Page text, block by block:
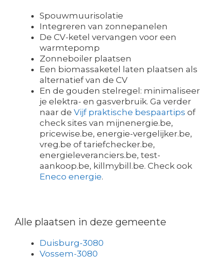
Spouwmuurisolatie
Integreren van zonnepanelen
De CV-ketel vervangen voor een
warmtepomp
Zonneboiler plaatsen
Een biomassaketel laten plaatsen als
alternatief van de CV
En de gouden stelregel: minimaliseer
je elektra- en gasverbruik. Ga verder
naar de Vijf praktische bespaartips of
check sites van mijnenergie.be,
pricewise.be, energie-vergelijker.be,
vreg.be of tariefchecker.be,
energieleveranciers.be, test-
aankoop.be, killmybill.be. Check ook
Eneco energie.
Alle plaatsen in deze gemeente
Duisburg-3080
Vossem-3080